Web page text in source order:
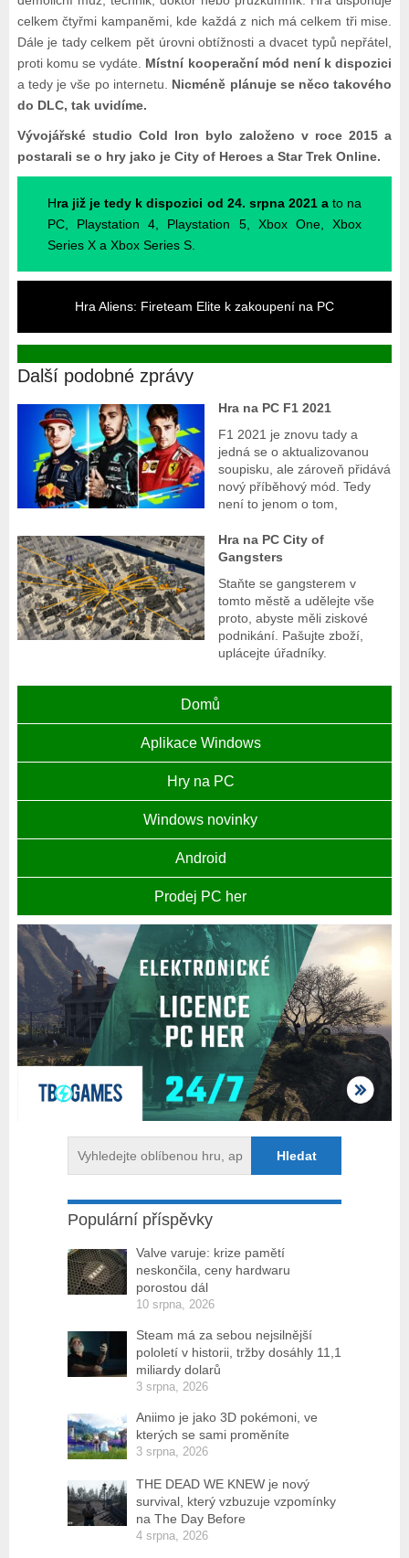
celkem čtyřmi kampaněmi, kde každá z nich má celkem tři mise.
Dále je tady celkem pět úrovni obtížnosti a dvacet typů nepřátel,
proti komu se vydáte. Místní kooperační mód není k dispozici
a tedy je vše po internetu. Nicméně plánuje se něco takového
do DLC, tak uvidíme.
Vývojářské studio Cold Iron bylo založeno v roce 2015 a
postarali se o hry jako je City of Heroes a Star Trek Online.
Hra již je tedy k dispozici od 24. srpna 2021 ato na
PC, Playstation 4, Playstation 5, Xbox One, Xbox
Series X a Xbox Series S.
Hra Aliens: Fireteam Elite k zakoupení na PC
Další podobné zprávy
Hra na PC F1 2021
F1 2021 je znovu tady a
jedná se o aktualizovanou
soupisku, ale zároveň přidává
nový příběhový mód. Tedy
není to jenom o tom,
Hra na PC City of
Gangsters
Staňte se gangsterem v
tomto městě a udělejte vše
proto, abyste měli ziskové
podnikání. Pašujte zboží,
uplácejte úřadníky.
Domů
Aplikace Windows
Hry na PC
Windows novinky
Android
Prodej PC her
Populární příspěvky
Valve varuje: krize pamětí
neskončila, ceny hardwaru
porostou dál
10 srpna, 2026
Steam má za sebou nejsilnější
pololetí v historii, tržby dosáhly 11,1
miliardy dolarů
3 srpna, 2026
Aniimo je jako 3D pokémoni, ve
kterých se sami proměníte
3 srpna, 2026
THE DEAD WE KNEW je nový
survival, který vzbuzuje vzpomínky
na The Day Before
4 srpna, 2026